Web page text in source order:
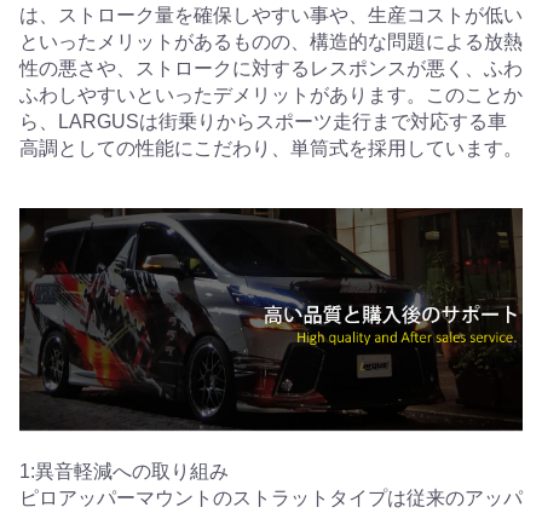
は、ストローク量を確保しやすい事や、生産コストが低い
といったメリットがあるものの、構造的な問題による放熱
性の悪さや、ストロークに対するレスポンスが悪く、ふわ
ふわしやすいといったデメリットがあります。このことか
ら、LARGUSは街乗りからスポーツ走行まで対応する車
高調としての性能にこだわり、単筒式を採用しています。
1:異音軽減への取り組み
ピロアッパーマウントのストラットタイプは従来のアッパ